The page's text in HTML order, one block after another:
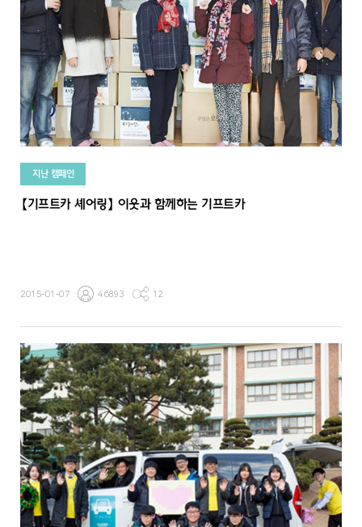
지난 캠페인
【기프트카 셰어링】 이웃과 함께하는 기프트카
2015-01-07 46893 12